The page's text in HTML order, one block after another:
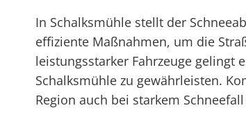
In Schalksmühle stellt der
effiziente Maßnahmen, um die
leistungsstarker Fahrzeuge gelingt
Schalksmühle zu gewährleisten.
Region auch bei starkem